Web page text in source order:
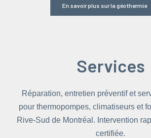
En savoir plus sur la géothermie
Services
Réparation, entretien préventif et
pour thermopompes, climatiseurs et
Rive-Sud de Montréal. Intervention
certifiée.